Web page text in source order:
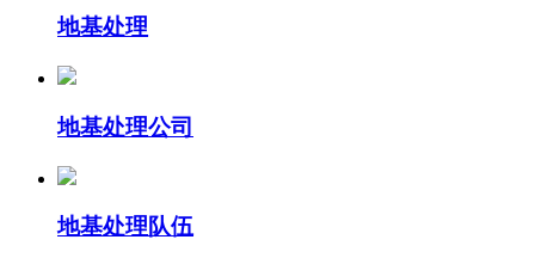
地基处理
地基处理公司
地基处理队伍